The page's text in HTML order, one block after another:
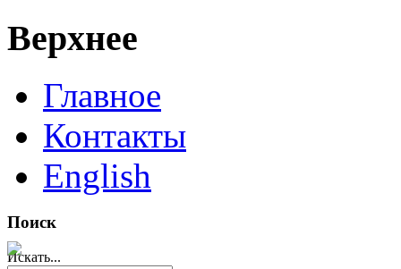
Верхнее
Главное
Контакты
English
Поиск
Искать...